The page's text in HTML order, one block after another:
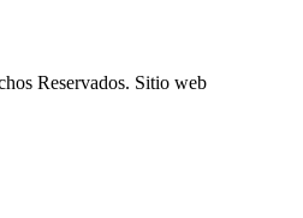
Reservados. Sitio web